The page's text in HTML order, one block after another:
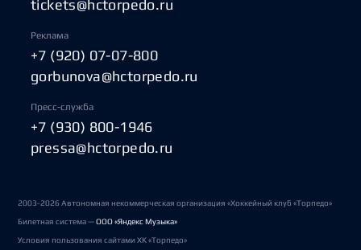
tickets@hctorpedo.ru
Реклама
+7 (920) 07-07-800
gorbunova@hctorpedo.ru
Пресс-служба
+7 (930) 800-1946
pressa@hctorpedo.ru
2003-2026 Автономная некоммерческая организация «Хоккейный клуб «Торпедо»
Билетная система —ООО «Яндекс Музыка»
Условия пользования сайтами ХК «Торпедо»